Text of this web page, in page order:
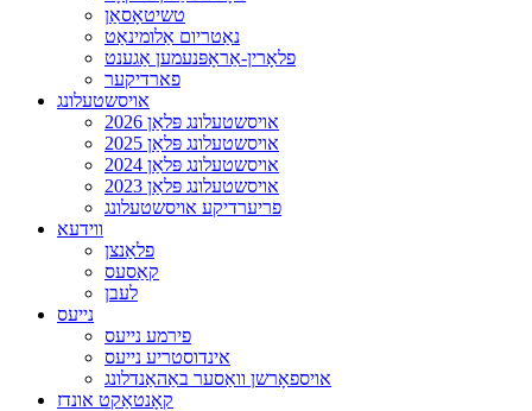
טשיטאָסאַן
נאַטריום אַלומינאַט
פלאָרין-אַראָפּנעמען אַגענט
פארדיקער
אויסשטעלונג
2026 אויסשטעלונג פּלאַן
2025 אויסשטעלונג פּלאַן
2024 אויסשטעלונג פּלאַן
2023 אויסשטעלונג פּלאַן
פריערדיקע אויסשטעלונג
ווידעא
פלאַנצן
קאַסעס
לעבן
נייעס
פירמע נייעס
אינדוסטריע נייעס
אויספאָרשן וואַסער באַהאַנדלונג
קאָנטאַקט אונדז